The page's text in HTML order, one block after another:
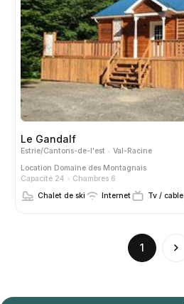
Le Gandalf
Estrie/Cantons-de-l'est
Val-Racine
Location Domaine des Montagnais
Capacité 24
Chambres 6
Chalet de ski
Internet Tv / cable
1
(current)